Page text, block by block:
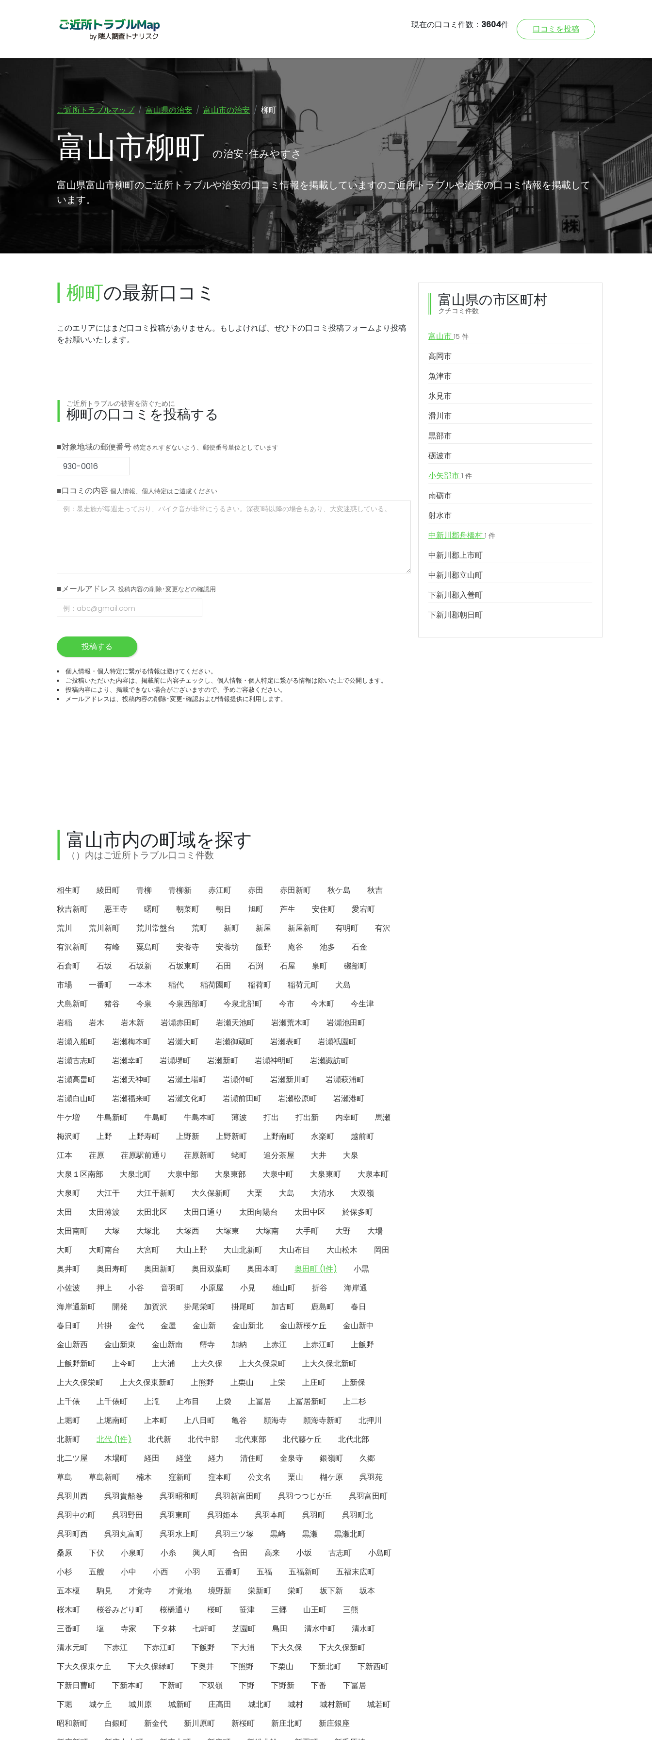
現在の口コミ件数： 3604件 口コミを投稿
ご近所トラブルマップ 富山県の治安 富山市の治安 柳町
富山市柳町 の治安･住みやすさ
富山県富山市柳町のご近所トラブルや治安の口コミ情報を掲載していますのご近所トラブルや治安の口コミ情報を掲載して
います。
柳町の最新口コミ
このエリアにはまだ口コミ投稿がありません。もしよければ、ぜひ下の口コミ投稿フォームより投稿
をお願いいたします。
ご近所トラブルの被害を防ぐために
柳町の口コミを投稿する
■対象地域の郵便番号 特定されすぎないよう、郵便番号単位としています
■口コミの内容 個人情報、個人特定はご遠慮ください
■メールアドレス 投稿内容の削除･変更などの確認用
投稿する
個人情報・個人特定に繋がる情報は避けてください。
ご投稿いただいた内容は、掲載前に内容チェックし、個人情報・個人特定に繋がる情報は除いた上で公開します。
投稿内容により、掲載できない場合がございますので、予めご容赦ください。
メールアドレスは、投稿内容の削除･変更･確認および情報提供に利用します。
富山市内の町域を探す
（）内はご近所トラブル口コミ件数
相生町 綾田町 青柳 青柳新 赤江町 赤田 赤田新町 秋ケ島
秋吉
秋吉新町
悪王寺 曙町 朝菜町 朝日 旭町 芦生 安住町
愛宕町
荒川
荒川新町 荒川常盤台 荒町 新町 新屋 新屋新町 有明町
有沢
有沢新町
有峰 粟島町 安養寺 安養坊 飯野 庵谷 池多
石金
石倉町
石坂 石坂新 石坂東町 石田 石渕 石屋 泉町
磯部町
市場
一番町 一本木 稲代 稲荷園町 稲荷町 稲荷元町
犬島
犬島新町
猪谷 今泉 今泉西部町 今泉北部町 今市 今木町
今生津
岩稲
岩木 岩木新 岩瀬赤田町 岩瀬天池町 岩瀬荒木町
岩瀬池田町
岩瀬入船町
岩瀬梅本町 岩瀬大町 岩瀬御蔵町 岩瀬表町
岩瀬祇園町
岩瀬古志町
岩瀬幸町 岩瀬堺町 岩瀬新町 岩瀬神明町
岩瀬諏訪町
岩瀬高畠町
岩瀬天神町 岩瀬土場町 岩瀬仲町 岩瀬新川町
岩瀬萩浦町
岩瀬白山町
岩瀬福来町 岩瀬文化町 岩瀬前田町 岩瀬松原町
岩瀬港町
牛ケ増
牛島新町 牛島町 牛島本町 薄波 打出 打出新 内幸町
馬瀬
梅沢町
上野 上野寿町 上野新 上野新町 上野南町 永楽町
越前町
江本
荏原 荏原駅前通り 荏原新町 蛯町 追分茶屋 大井
大泉
大泉１区南部
大泉北町 大泉中部 大泉東部 大泉中町 大泉東町
大泉本町
大泉町
大江干 大江干新町 大久保新町 大栗 大島 大清水
大双嶺
太田
太田薄波 太田北区 太田口通り 太田向陽台 太田中区
於保多町
太田南町
大塚 大塚北 大塚西 大塚東 大塚南 大手町 大野
大場
大町
大町南台 大宮町 大山上野 大山北新町 大山布目 大山松木
岡田
奥井町
奥田寿町 奥田新町 奥田双葉町 奥田本町 奥田町 (1件)
小黒
小佐波
押上 小谷 音羽町 小原屋 小見 雄山町 折谷
海岸通
海岸通新町
開発 加賀沢 掛尾栄町 掛尾町 加古町 鹿島町
春日
春日町
片掛 金代 金屋 金山新 金山新北 金山新桜ケ丘
金山新中
金山新西
金山新東 金山新南 蟹寺 加納 上赤江 上赤江町
上飯野
上飯野新町
上今町 上大浦 上大久保 上大久保泉町
上大久保北新町
上大久保栄町
上大久保東新町 上熊野 上栗山 上栄 上庄町
上新保
上千俵
上千俵町 上滝 上布目 上袋 上冨居 上冨居新町
上二杉
上堀町
上堀南町 上本町 上八日町 亀谷 願海寺 願海寺新町
北押川
北新町
北代 (1件) 北代新 北代中部 北代東部 北代藤ケ丘
北代北部
北二ツ屋
木場町 経田 経堂 経力 清住町 金泉寺 銀嶺町
久郷
草島
草島新町 楠木 窪新町 窪本町 公文名 栗山 楜ケ原
呉羽苑
呉羽川西
呉羽貴船巻 呉羽昭和町 呉羽新富田町 呉羽つつじが丘
呉羽富田町
呉羽中の町
呉羽野田 呉羽東町 呉羽姫本 呉羽本町 呉羽町
呉羽町北
呉羽町西
呉羽丸富町 呉羽水上町 呉羽三ツ塚 黒崎 黒瀬
黒瀬北町
桑原
下伏 小泉町 小糸 興人町 合田 高来 小坂 古志町
小島町
小杉
五艘 小中 小西 小羽 五番町 五福 五福新町
五福末広町
五本榎
駒見 才覚寺 才覚地 境野新 栄新町 栄町 坂下新
坂本
桜木町
桜谷みどり町 桜橋通り 桜町 笹津 三郷 山王町
三熊
三番町
塩 寺家 下タ林 七軒町 芝園町 島田 清水中町
清水町
清水元町
下赤江 下赤江町 下飯野 下大浦 下大久保
下大久保新町
下大久保東ケ丘
下大久保緑町 下奥井 下熊野 下栗山 下新北町
下新西町
下新日曹町
下新本町 下新町 下双嶺 下野 下野新 下番
下冨居
下堀
城ケ丘 城川原 城新町 庄高田 城北町 城村 城村新町
城若町
昭和新町
白銀町 新金代 新川原町 新桜町 新庄北町
新庄銀座
富山県の市区町村
クチコミ件数
富山市 15 件
高岡市
魚津市
氷見市
滑川市
黒部市
砺波市
小矢部市 1 件
南砺市
射水市
中新川郡舟橋村 1 件
中新川郡上市町
中新川郡立山町
下新川郡入善町
下新川郡朝日町